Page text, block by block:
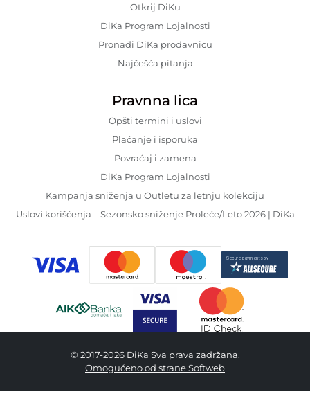
Otkrij DiKu
DiKa Program Lojalnosti
Pronađi DiKa prodavnicu
Najčešća pitanja
Pravnna lica
Opšti termini i uslovi
Plaćanje i isporuka
Povraćaj i zamena
DiKa Program Lojalnosti
Kampanja sniženja u Outletu za letnju kolekciju
Uslovi korišćenja – Sezonsko sniženje Proleće/Leto 2026 | DiKa
© 2017-2026 DiKa Sva prava zadržana.
Omogućeno od strane Softweb